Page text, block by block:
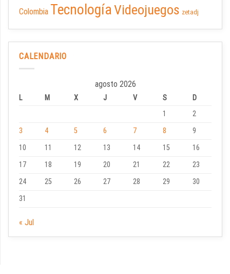
Colombia TecnologíaVideojuegos zetadj
CALENDARIO
agosto 2026
L M X J V S
D
1
2
3
4 5 6 7 8
9
10
11 12 13 14 15
16
17
18 19 20 21 22
23
24
25 26 27 28 29
30
31
« Jul